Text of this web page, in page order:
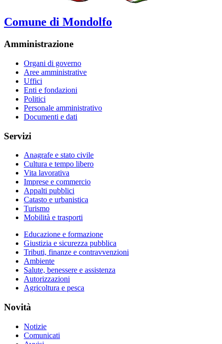
Comune di Mondolfo
Amministrazione
Organi di governo
Aree amministrative
Uffici
Enti e fondazioni
Politici
Personale amministrativo
Documenti e dati
Servizi
Anagrafe e stato civile
Cultura e tempo libero
Vita lavorativa
Imprese e commercio
Appalti pubblici
Catasto e urbanistica
Turismo
Mobilità e trasporti
Educazione e formazione
Giustizia e sicurezza pubblica
Tributi, finanze e contravvenzioni
Ambiente
Salute, benessere e assistenza
Autorizzazioni
Agricoltura e pesca
Novità
Notizie
Comunicati